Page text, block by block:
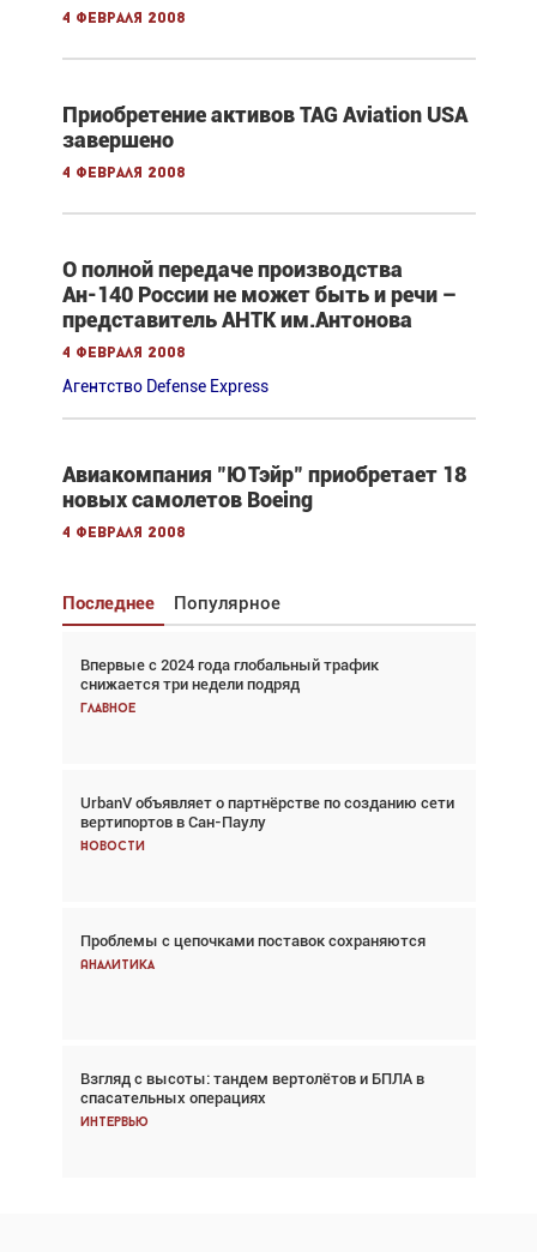
4 февраля 2008
Приобретение активов TAG Aviation USA
завершено
4 февраля 2008
О полной передаче производства
Ан-140 России не может быть и речи –
представитель АНТК им.Антонова
4 февраля 2008
Агентство Defense Express
Авиакомпания "ЮТэйр" приобретает 18
новых самолетов Boeing
4 февраля 2008
Последнее Популярное
Впервые с 2024 года глобальный трафик
снижается три недели подряд
Главное
UrbanV объявляет о партнёрстве по созданию сети
вертипортов в Сан-Паулу
Новости
Проблемы с цепочками поставок сохраняются
Аналитика
Взгляд с высоты: тандем вертолётов и БПЛА в
спасательных операциях
Интервью
Взгляд с высоты: тандем вертолётов и БПЛА в
спасательных операциях
Главное
Авиационный фотограф Дэйв Кох: «Фотография
говорит сама за себя... а ИИ всё портит»
Новости
Впервые с 2024 года глобальный трафик
снижается три недели подряд
Частный самолёт – это актив. Подходите к
покупке соответствующим образом
Интервью